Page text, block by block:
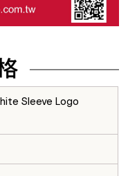
Sleeve Logo